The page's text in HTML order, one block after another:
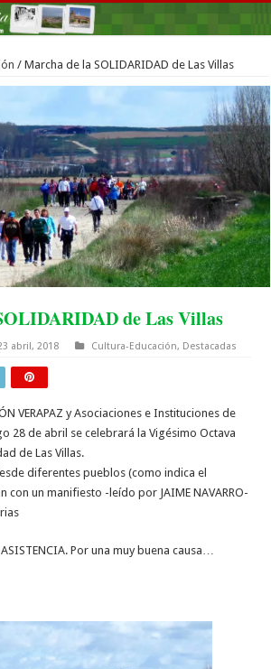
/ Marcha de la SOLIDARIDAD de Las Villas
de Las Villas
abril, 2018 Cultura-Educación, Destacadas
VERAPAZ y Asociaciones e Instituciones de
28 de abril se celebrará la Vigésimo Octava
de Las Villas.
diferentes pueblos (como indica el
con un manifiesto -leído por JAIME NAVARRO-
ASISTENCIA. Por una muy buena causa…